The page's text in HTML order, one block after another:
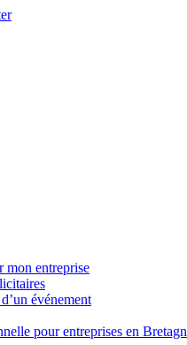
mon entreprise
événement
pour entreprises en